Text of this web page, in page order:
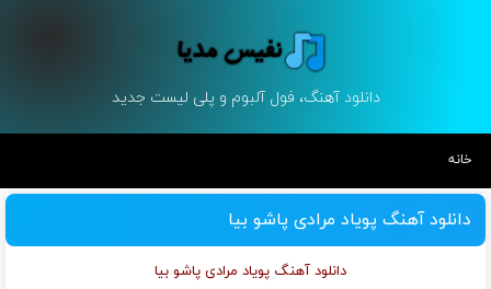
دانلود آهنگ، فول آلبوم و پلی لیست جدید
خانه
دانلود آهنگ پویاد مرادی پاشو بیا
دانلود آهنگ پویاد مرادی پاشو بیا